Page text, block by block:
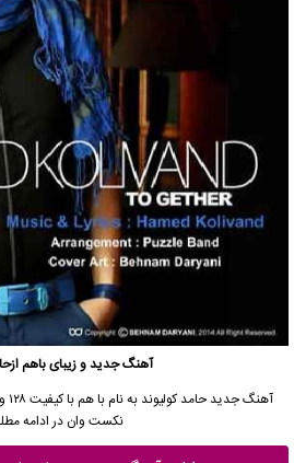
آهنگ جدیدو زیبای باهم
نکست وان در ادامه